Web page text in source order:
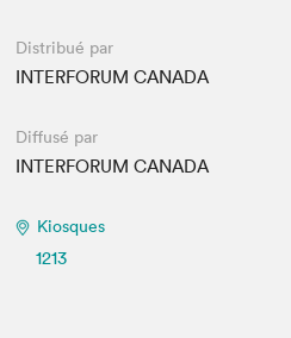
Distribué par
INTERFORUM CANADA
Diffusé par
INTERFORUM CANADA
Kiosques
1213